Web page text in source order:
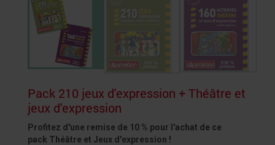
Pack 210 jeux d'expression + Théâtre et
jeux d'expression
Profitez d'une remise de 10 % pour l'achat de ce
pack Théâtre et Jeux d'expression !